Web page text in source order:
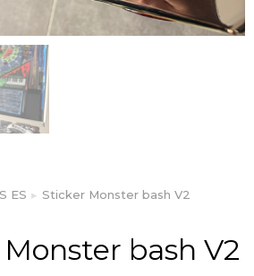
ES Sticker Monster bash V2
bash V2